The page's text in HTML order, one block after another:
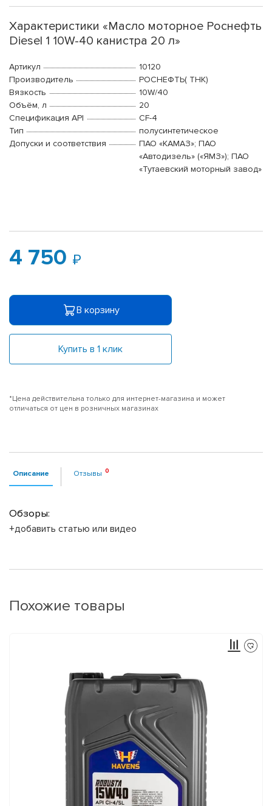
Характеристики «Масло моторное Роснефть
Diesel 1 10W-40 канистра 20 л»
Артикул
10120
Производитель
РОСНЕФТЬ( ТНК)
Вязкость
10W/40
Объём, л
20
Спецификация API
CF-4
Тип
полусинтетическое
Допуски и соответствия
ПАО «КАМАЗ»; ПАО
«Автодизель» («ЯМЗ»); ПАО
«Тутаевский моторный завод»
4 750
В корзину
Купить в 1 клик
*Цена действительна только для интернет-магазина и может
отличаться от цен в розничных магазинах
Описание Отзывы
Обзоры:
+добавить статью или видео
Похожие товары